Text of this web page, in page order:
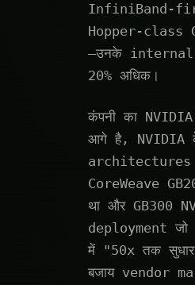
InfiniBand-
Hopper-class
—उनके internal
20% अधिक।
कंपनी का
आगे है, NVIDIA
architectures
CoreWeave
था और GB300
deployment
में "50x तक
बजाय vendor